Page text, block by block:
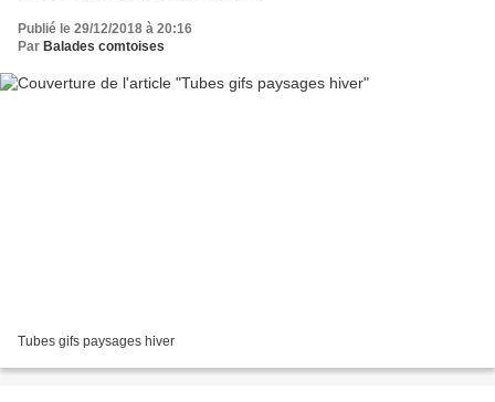
Publié le 29/12/2018 à 20:16
Par Balades comtoises
Tubes gifs paysages hiver